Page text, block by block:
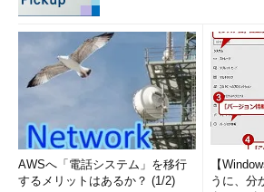
AWSへ「電話システム」を移行
するメリットはあるか？ (1/2)
【
うに、分